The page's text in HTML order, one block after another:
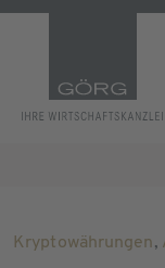
Kryptowährungen,